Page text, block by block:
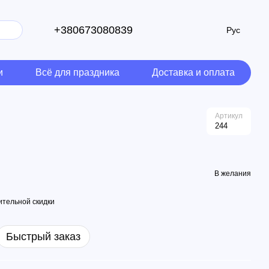
+380673080839 Рус
Всё для праздника Доставка и оплата
Артикул
244
В желания
скидки
Быстрый заказ